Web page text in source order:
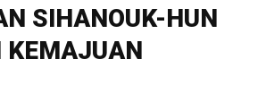
SIHANOUK-HUN
KEMAJUAN